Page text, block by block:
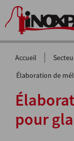
Accueil |
Élaboration de
pour